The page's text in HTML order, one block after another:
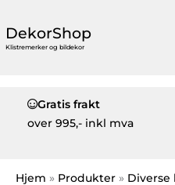
DekorShop
Klistremerker og bildekor
Gratis frakt
over 995,- inkl mva
Hjem Produkter